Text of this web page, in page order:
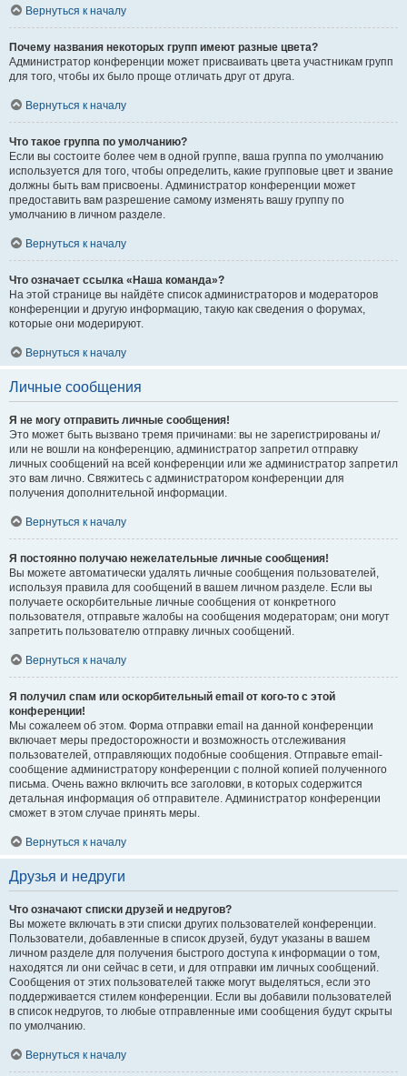
Вернуться к началу
Почему названия некоторых групп имеют разные цвета?
Администратор конференции может присваивать цвета участникам групп
для того, чтобы их было проще отличать друг от друга.
Вернуться к началу
Что такое группа по умолчанию?
Если вы состоите более чем в одной группе, ваша группа по умолчанию
используется для того, чтобы определить, какие групповые цвет и звание
должны быть вам присвоены. Администратор конференции может
предоставить вам разрешение самому изменять вашу группу по
умолчанию в личном разделе.
Вернуться к началу
Что означает ссылка «Наша команда»?
На этой странице вы найдёте список администраторов и модераторов
конференции и другую информацию, такую как сведения о форумах,
которые они модерируют.
Вернуться к началу
Личные сообщения
Я не могу отправить личные сообщения!
Это может быть вызвано тремя причинами: вы не зарегистрированы и/
или не вошли на конференцию, администратор запретил отправку
личных сообщений на всей конференции или же администратор запретил
это вам лично. Свяжитесь с администратором конференции для
получения дополнительной информации.
Вернуться к началу
Я постоянно получаю нежелательные личные сообщения!
Вы можете автоматически удалять личные сообщения пользователей,
используя правила для сообщений в вашем личном разделе. Если вы
получаете оскорбительные личные сообщения от конкретного
пользователя, отправьте жалобы на сообщения модераторам; они могут
запретить пользователю отправку личных сообщений.
Вернуться к началу
Я получил спам или оскорбительный email от кого-то с этой
конференции!
Мы сожалеем об этом. Форма отправки email на данной конференции
включает меры предосторожности и возможность отслеживания
пользователей, отправляющих подобные сообщения. Отправьте email-
сообщение администратору конференции с полной копией полученного
письма. Очень важно включить все заголовки, в которых содержится
детальная информация об отправителе. Администратор конференции
сможет в этом случае принять меры.
Вернуться к началу
Друзья и недруги
Что означают списки друзей и недругов?
Вы можете включать в эти списки других пользователей конференции.
Пользователи, добавленные в список друзей, будут указаны в вашем
личном разделе для получения быстрого доступа к информации о том,
находятся ли они сейчас в сети, и для отправки им личных сообщений.
Сообщения от этих пользователей также могут выделяться, если это
поддерживается стилем конференции. Если вы добавили пользователей
в список недругов, то любые отправленные ими сообщения будут скрыты
по умолчанию.
Вернуться к началу